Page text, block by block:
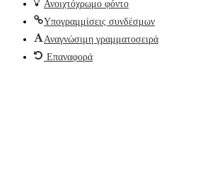
Ανοιχτόχρωμο φόντο
Υπογραμμίσεις συνδέσμων
Αναγνώσιμη γραμματοσειρά
Επαναφορά